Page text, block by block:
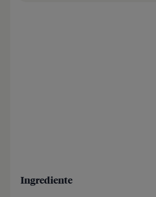
Ingrediente